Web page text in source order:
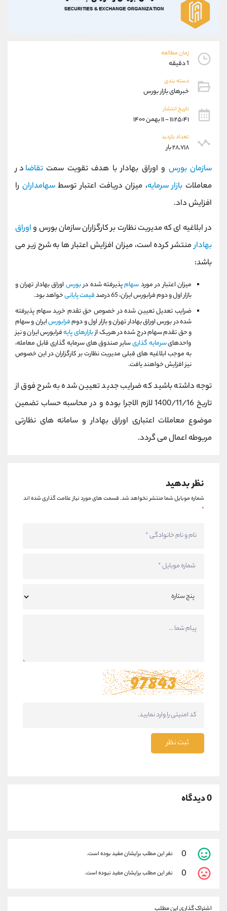
زمان مطالعه
1 دقیقه
دسته بندی
خبرهای بازار بورس
تاریخ انتشار
۱۱:۲۵:۴۱ - ۱۱ بهمن ۱۴۰۰
تعداد بازدید
۲۸,۷۱۸ بار
سازمان بورس و اوراق بهادار با هدف تقویت سمتتقاضا در
معاملات بازار سرمایه، میزان دریافت اعتبار توسطسهامداران را
افزایش داد.
در ابلاغیه ای که مدیریت نظارت بر کارگزاران سازمان بورس واوراق
بهادارمنتشر کرده است، میزان افزایش اعتبار ها به شرح زیر می
باشد:
میزان اعتبار در موردسهامپذیرفته شده دربورس اوراق بهادار تهران و
بازار اول و دوم فرابورس ایران، 65 درصد
قیمت پایانیخواهد بود.
ضرایب تعدیل تعیین شده در خصوص حق تقدم خرید سهام پذیرفته
شده در بورس اوراق بهادار تهران و بازار اول و دومفرابورسایران و سهام
و حق تقدم سهام درج شده در هریک ازبازارهای پایهفرابورس ایران و نیز
واحدهایسرمایه گذاریسایر صندوق های سرمایه گذاری قابل معامله،
به موجب ابلاغیه های قبلی مدیریت نظارت بر کارگزاران در این خصوص
نیز افزایش خواهند یافت.
توجه داشته باشید که ضرایب جدید تعیین شده به شرح فوق از
تاریخ 1400/11/16 لازم الاجرا بوده و در محاسبه حساب تضمین
موضوع معاملات اعتباری اوراق بهادار و سامانه های نظارتی
مربوطه اعمال می گردد.
نظر بدهید
شماره موبایل شما منتشر نخواهد شد.قسمت های مورد نیاز علامت گذاری شده اند
*
ثبت نظر
0 دیدگاه
0 نفر این مطلب برایشان مفید بوده است.
0 نفر این مطلب برایشان مفید نبوده است.
09927779040
واتساپ
تلگرام
پشتیبان فروش
موبایل
تلگرام
داخلی
اطلاعات تماس
تلفن 021-22021030
021-22021040
اینستاگرام
کانال بله @alirezamehrabi_official